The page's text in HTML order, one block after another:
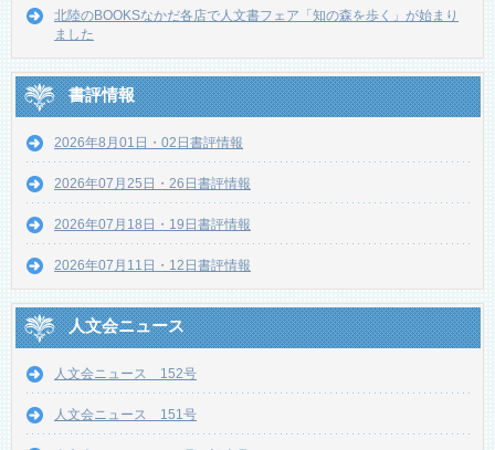
北陸のBOOKSなかだ各店で人文書フェア「知の森を歩く」が始まり
ました
書評情報
2026年8月01日・02日書評情報
2026年07月25日・26日書評情報
2026年07月18日・19日書評情報
2026年07月11日・12日書評情報
人文会ニュース
人文会ニュース 152号
人文会ニュース 151号